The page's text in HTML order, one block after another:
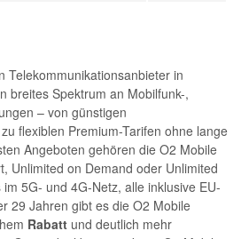
Telekommunikationsanbieter in
breites Spektrum an Mobilfunk-,
– von günstigen
flexiblen Premium-Tarifen ohne lange
Angeboten gehören die O2 Mobile
Unlimited on Demand oder Unlimited
5G- und 4G-Netz, alle inklusive EU-
29 Jahren gibt es die O2 Mobile
Rabatt und deutlich mehr